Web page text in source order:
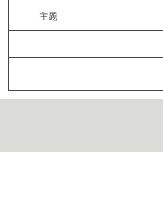
主题